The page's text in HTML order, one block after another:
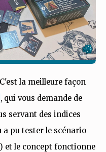
la meilleure façon
, qui vous demande de
servant des indices
a pu tester le scénario
et le concept fonctionne